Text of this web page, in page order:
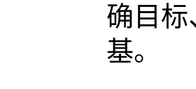
确目
基。